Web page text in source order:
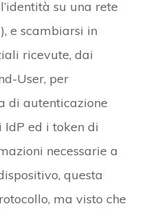
su una rete
e scambiarsi in
ricevute, dai
User, per
di autenticazione
ed i token di
necessarie a
questa
ma visto che